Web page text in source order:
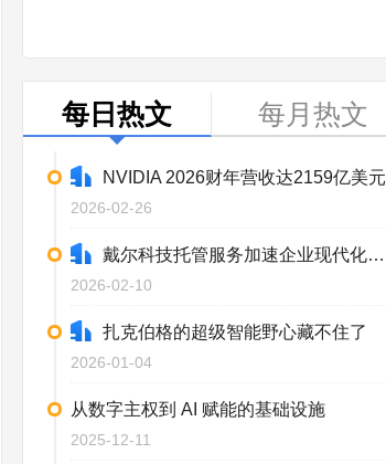
每日热文 每月热文
NVIDIA 2026财年营收达2159亿美元
2026-02-26
戴尔科技托管服务加速企业现代化进程
2026-02-10
扎克伯格的超级智能野心藏不住了
2026-01-04
从数字主权到 AI 赋能的基础设施
2025-12-11